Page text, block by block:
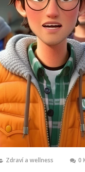
Zdraví a wellness 0